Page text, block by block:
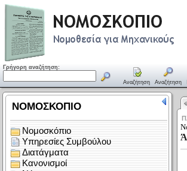
Γρήγορη αναζήτηση:
Αναζήτηση Αναζήτηση